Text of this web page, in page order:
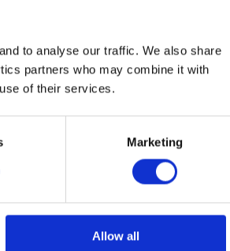
to analyse our traffic. We also share
partners who may combine it with
of their services.
Marketing
Allow all
Trendy w SAP-ie